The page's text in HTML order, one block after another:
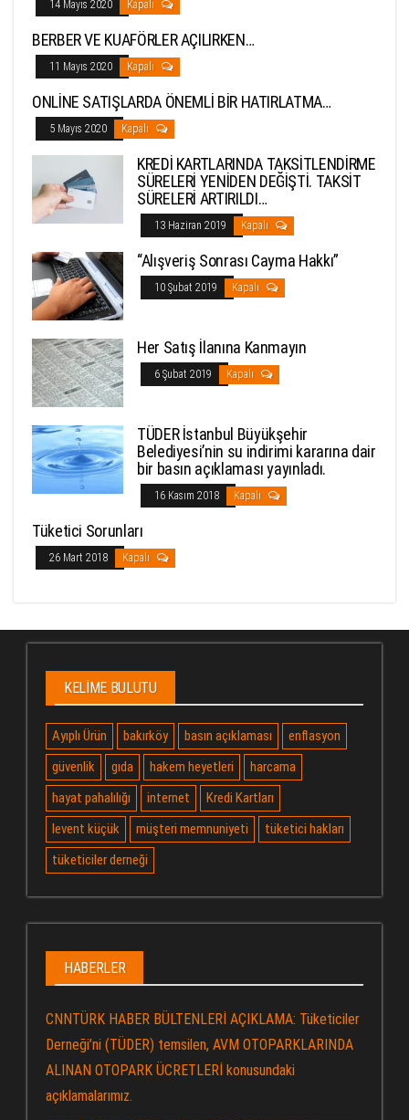
14 Mayıs 2020 Kapalı
BERBER VE KUAFÖRLER AÇILIRKEN…
11 Mayıs 2020 Kapalı
ONLİNE SATIŞLARDA ÖNEMLİ BİR HATIRLATMA…
5 Mayıs 2020 Kapalı
KREDİ KARTLARINDA TAKSİTLENDİRME
SÜRELERİ YENİDEN DEĞİŞTİ. TAKSİT
SÜRELERİ ARTIRILDI…
13 Haziran 2019 Kapalı
“Alışveriş Sonrası Cayma Hakkı”
10 Şubat 2019 Kapalı
Her Satış İlanına Kanmayın
6 Şubat 2019 Kapalı
TÜDER İstanbul Büyükşehir
Belediyesi’nin su indirimi kararına dair
bir basın açıklaması yayınladı.
16 Kasım 2018 Kapalı
Tüketici Sorunları
26 Mart 2018 Kapalı
KELIME BULUTU
Ayıplı Ürün bakırköy basın açıklaması
enflasyon
güvenlik
gıda hakem heyetleri
harcama
hayat pahalılığı
internet
Kredi Kartları
levent küçük
müşteri memnuniyeti
tüketici hakları
tüketiciler derneği
HABERLER
CNNTÜRK HABER BÜLTENLERİ AÇIKLAMA: Tüketiciler
Derneği’ni (TÜDER) temsilen, AVM OTOPARKLARINDA
ALINAN OTOPARK ÜCRETLERİ konusundaki
açıklamalarımız.